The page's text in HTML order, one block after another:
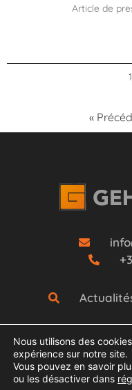
Article de
«
Nous utilisons des
expérience sur notre site.
Vous pouvez en savoir
ou les désactiver dans